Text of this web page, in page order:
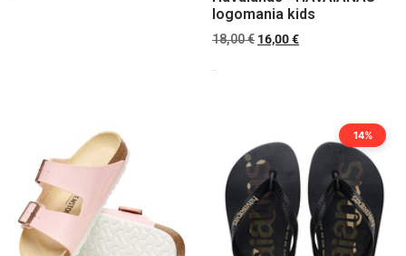
logomania kids
18,00€ 16,00€
14%